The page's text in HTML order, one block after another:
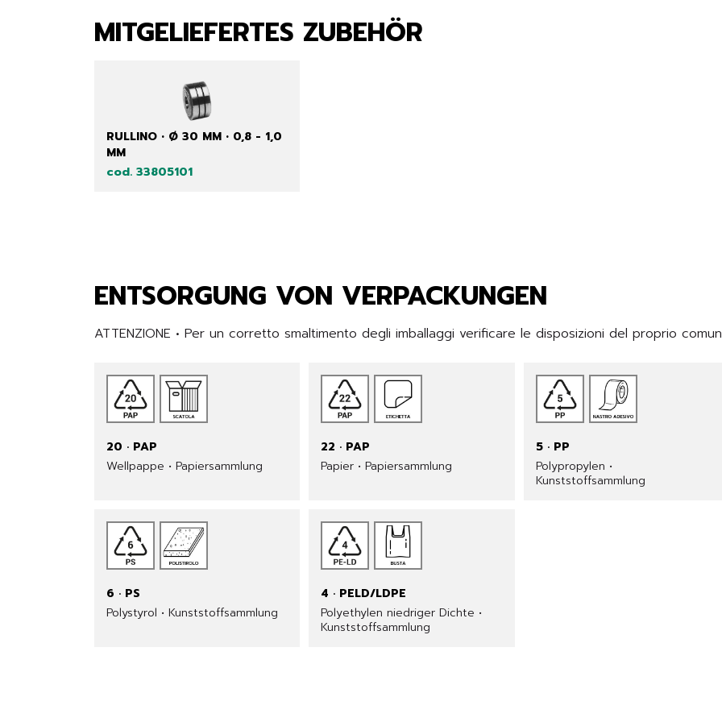
MITGELIEFERTES ZUBEHÖR
RULLINO • Ø 30 MM • 0,8 - 1,0
MM
cod. 33805101
ENTSORGUNG VON VERPACKUNGEN
ATTENZIONE • Per un corretto smaltimento degli imballaggi verificare le disposizioni del proprio
20 · PAP
Wellpappe • Papiersammlung
22 · PAP
Papier • Papiersammlung
5 · PP
Polypropylen •
Kunststoffsammlung
6 · PS
Polystyrol • Kunststoffsammlung
4 · PELD/LDPE
Polyethylen niedriger Dichte •
Kunststoffsammlung